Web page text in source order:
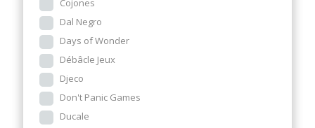
Cojones
Dal Negro
Days of Wonder
Débâcle Jeux
Djeco
Don't Panic Games
Ducale